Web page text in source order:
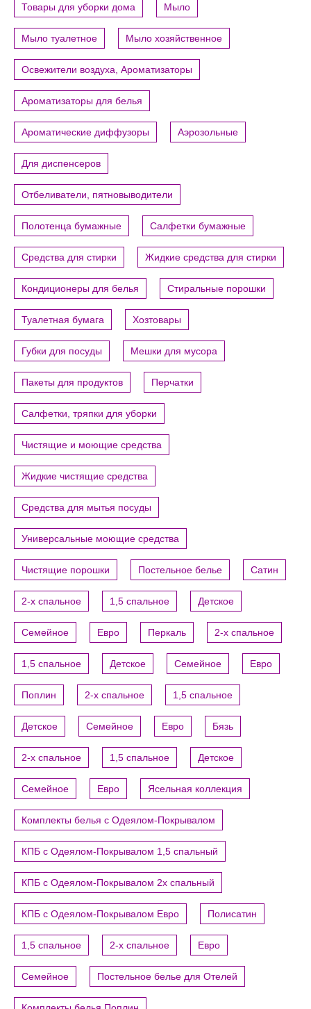
Товары для уборки дома Мыло
Мыло туалетное Мыло хозяйственное
Освежители воздуха, Ароматизаторы
Ароматизаторы для белья
Ароматические диффузоры Аэрозольные
Для диспенсеров
Отбеливатели, пятновыводители
Полотенца бумажные Салфетки бумажные
Средства для стирки Жидкие средства для стирки
Кондиционеры для белья Стиральные порошки
Туалетная бумага Хозтовары
Губки для посуды Мешки для мусора
Пакеты для продуктов Перчатки
Салфетки, тряпки для уборки
Чистящие и моющие средства
Жидкие чистящие средства
Средства для мытья посуды
Универсальные моющие средства
Чистящие порошки Постельное белье Сатин
2-х спальное 1,5 спальное Детское
Семейное Евро Перкаль 2-х спальное
1,5 спальное Детское Семейное Евро
Поплин 2-х спальное 1,5 спальное
Детское Семейное Евро Бязь
2-х спальное 1,5 спальное Детское
Семейное Евро Ясельная коллекция
Комплекты белья с Одеялом-Покрывалом
КПБ с Одеялом-Покрывалом 1,5 спальный
КПБ с Одеялом-Покрывалом 2х спальный
КПБ с Одеялом-Покрывалом Евро Полисатин
1,5 спальное 2-х спальное Евро
Семейное Постельное белье для Отелей